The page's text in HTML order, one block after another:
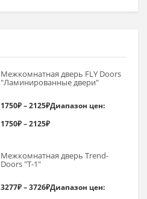
Межкомнатная дверь FLY Doors
"Ламинированные двери"
1750₽–2125₽Диапазон цен:
1750₽ – 2125₽
Межкомнатная дверь Trend-
Doоrs "Т-1"
3277₽–3726₽Диапазон цен: